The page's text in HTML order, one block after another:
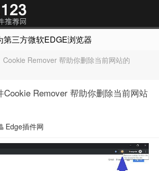
第三方微软EDGE浏览器插件推荐网站，
Cookie Remover 帮助你删除当前网站的
Cookie Remover 帮助你删除当前网站
Edge插件网